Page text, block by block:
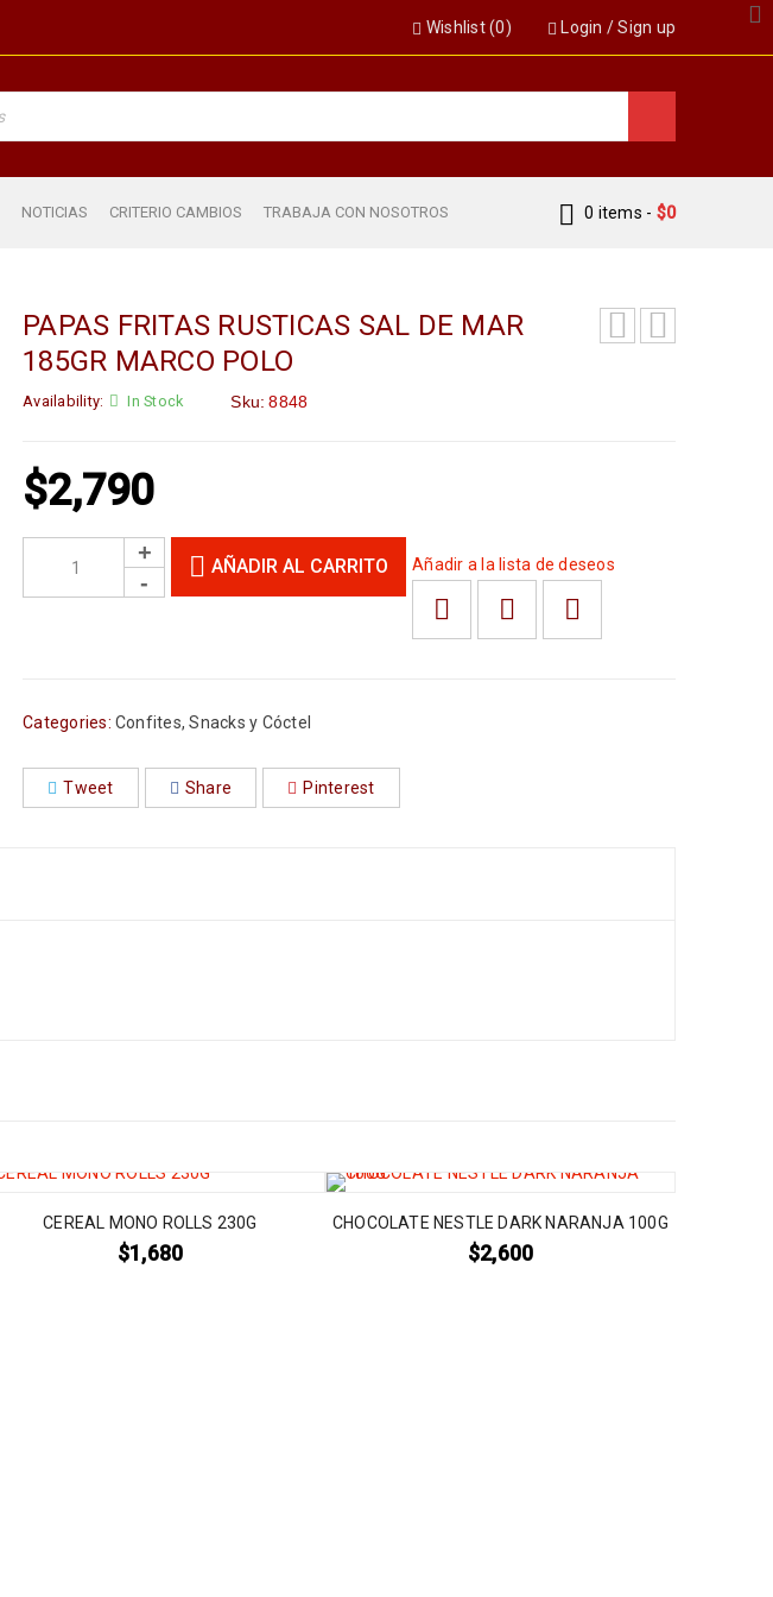
Login /Sign up
Wishlist (0)
NOTICIAS CRITERIO CAMBIOS TRABAJA CON NOSOTROS 0 items - $0
PAPAS FRITAS RUSTICAS SAL DE MAR
185GR MARCO POLO
Availability: In Stock Sku: 8848
$2,790
AÑADIR AL CARRITO Añadir a la lista de deseos
Categories: Confites,Snacks y Cóctel
Tweet Share Pinterest
CEREAL MONO ROLLS 230G
$1,680
CHOCOLATE NESTLE DARK NARANJA 100G
$2,600